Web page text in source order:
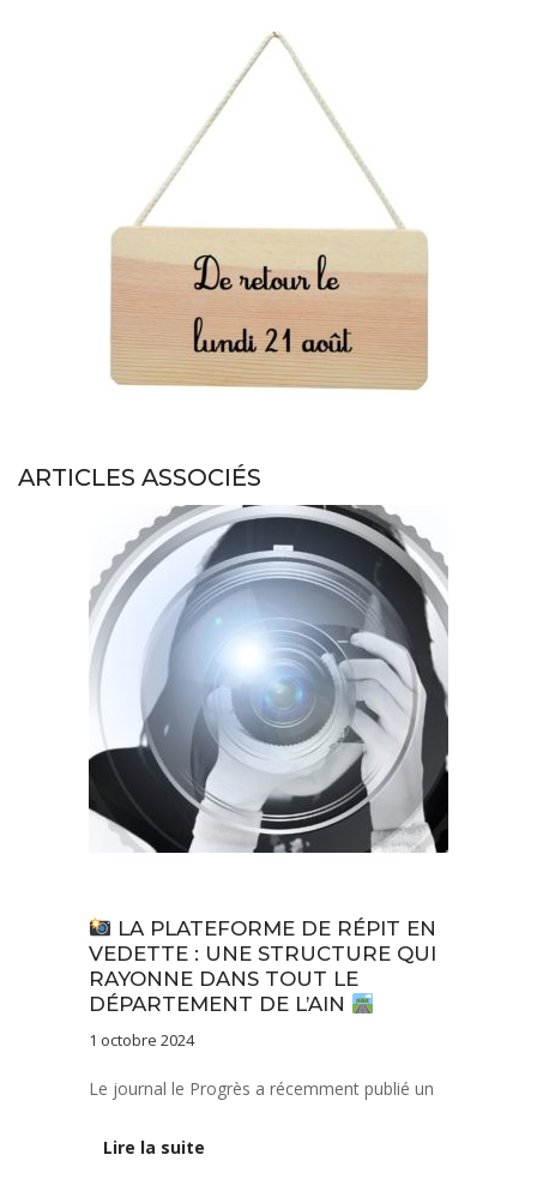
ARTICLES ASSOCIÉS
LA PLATEFORME DE RÉPIT EN
VEDETTE : UNE STRUCTURE QUI
RAYONNE DANS TOUT LE
DÉPARTEMENT DE L’AIN
1 octobre 2024
Le journal le Progrès a récemment publié un
Lire la suite